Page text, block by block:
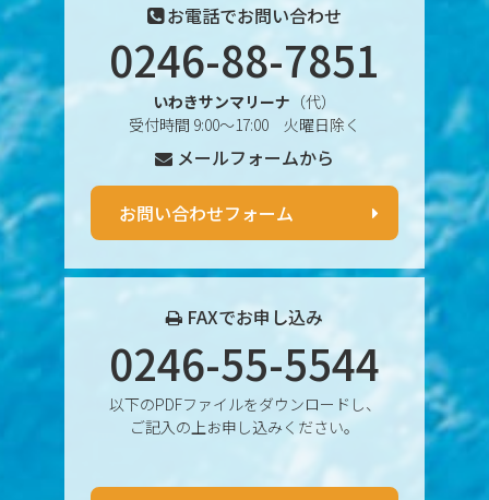
2025年3月
2025年2月
2024年12月
2024年10月
2024年9月
2024年8月
お電話でお問い合わせ
0246-88-7851
いわきサンマリーナ （代）
受付時間 9:00〜17:00 火曜日除く
メールフォームから
お問い合わせフォーム
FAXでお申し込み
0246-55-5544
以下のPDFファイルをダウンロードし、
ご記入の上お申し込みください。